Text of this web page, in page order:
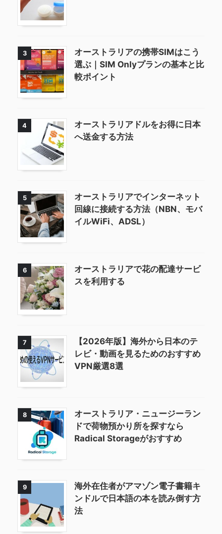
3
オーストラリアの携帯SIMはこう
選ぶ｜SIM Onlyプランの基本と比
較ポイント
4
オーストラリアドルをお得に日本
へ送金する方法
5
オーストラリアでインターネット
回線に接続する方法（NBN、モバ
イルWiFi、ADSL）
6
オーストラリアで花の配達サービ
スを利用する
7
【2026年版】海外から日本のテ
レビ・動画を見るためのおすすめ
VPN厳選8選
8
オーストラリア・ニュージーラン
ドで荷物預かり所を探すなら
Radical Storageがおすすめ
9
海外在住者がアマゾン電子書籍キ
ンドルで日本語の本を読み倒す方
法